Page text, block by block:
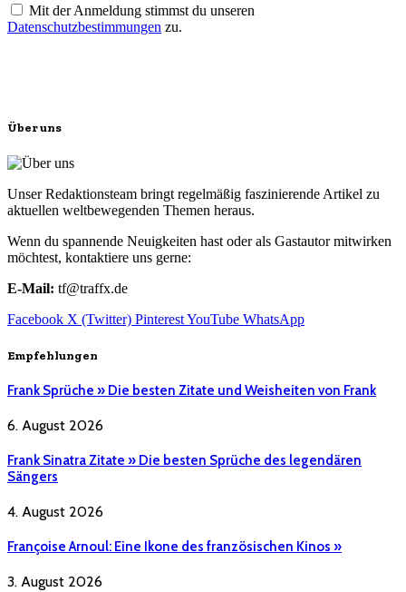
Mit der Anmeldung stimmst du unseren
Datenschutzbestimmungen zu.
Über uns
Unser Redaktionsteam bringt regelmäßig faszinierende Artikel zu
aktuellen weltbewegenden Themen heraus.
Wenn du spannende Neuigkeiten hast oder als Gastautor mitwirken
möchtest, kontaktiere uns gerne:
E-Mail: tf@traffx.de
Facebook X (Twitter) PinterestYouTube WhatsApp
Empfehlungen
Frank Sprüche » Die besten Zitate und Weisheiten von Frank
6. August 2026
Frank Sinatra Zitate » Die besten Sprüche des legendären
Sängers
4. August 2026
Françoise Arnoul: Eine Ikone des französischen Kinos »
3. August 2026